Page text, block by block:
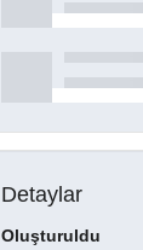
Detaylar
Oluşturuldu